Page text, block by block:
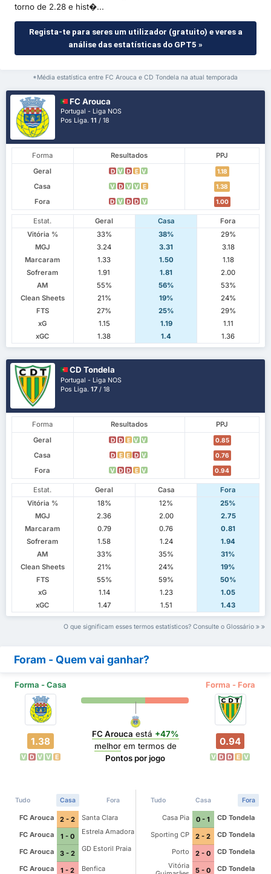
torno de 2.28 e hist�...
Regista-te para seres um utilizador (gratuito) e veres a
análise das estatísticas do GPT5 »
*Média estatística entre FC Arouca e CD Tondela na atual temporada
FC Arouca
Portugal - Liga NOS
Pos Liga.11 / 18
Forma Resultados
PPJ
Geral
D V D E V 1.18
Casa V D V V E 1.38
Fora D V D D V 1.00
Estat. Geral Casa
Fora
Vitória %
33% 38%
29%
MGJ
3.24 3.31
3.18
Marcaram
1.33 1.50
1.18
Sofreram
1.91 1.81
2.00
AM
55% 56%
53%
Clean Sheets
21% 19%
24%
FTS
27% 25%
29%
xG
1.15 1.19
1.11
xGC
1.38 1.4 1.36
CD Tondela
Portugal - Liga NOS
Pos Liga.17 / 18
Forma Resultados
PPJ
Geral
D D E V V 0.85
Casa D E E D V 0.76
Fora V D D E V 0.94
Estat. Geral Casa
Fora
Vitória %
18% 12%
25%
MGJ
2.36 2.00
2.75
Marcaram
0.79 0.76
0.81
Sofreram
1.58 1.24
1.94
AM
33% 35%
31%
Clean Sheets
21% 24%
19%
FTS
55% 59%
50%
xG
1.14 1.23
1.05
xGC
1.47 1.51 1.43
O que significam esses termos estatísticos? Consulte o Glossário
Foram - Quem vai ganhar?
Forma - Casa Forma - Fora
1.38
V D V V E
FC Arouca está +47%
melhorem termos de
Pontos por jogo
0.94
V D D E V
Tudo Casa Fora
FC Arouca 2 - 2
Santa Clara
FC Arouca
1 - 0
Estrela Amadora
FC Arouca 3 - 2
GD Estoril Praia
FC Arouca 1 - 2 Benfica
Tudo Casa Fora
Casa Pia 0 - 1
CD Tondela
Sporting CP
2 - 2
CD Tondela
Porto
2 - 0
CD Tondela
Vitória
5 - 0 CD Tondela